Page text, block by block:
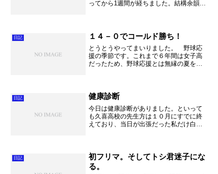
ってから1週間が経ちました。結構余韻に
祭。 今年からオープニングコン...
日記 １４－０でコールド勝ち！
とうとうやってまいりました。 野球応
援の季節です。これまで６年間は女子高
だったため、野球応援とは無縁の夏を過
今でも覚えています。第一...
日記 健康診断
今日は健康診断がありました。といって
も久喜高校の先生方は１０月にすでに終
えており、当日が出張だった私だけ白岡
診断へと臨んだ事。しかも...
日記
初フリマ。そしてトシ君迷子にな
る。